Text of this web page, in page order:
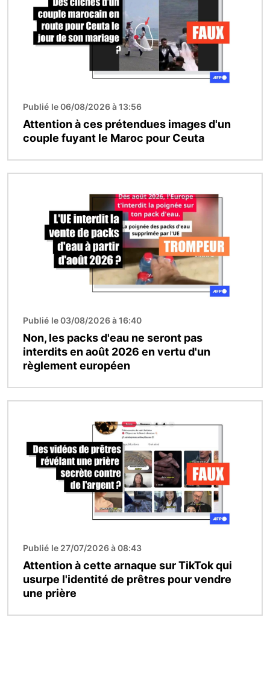
Publié le 06/08/2026 à 13:56
Attention à ces prétendues images d'un
couple fuyant le Maroc pour Ceuta
Publié le 03/08/2026 à 16:40
Non, les packs d'eau ne seront pas
interdits en août 2026 en vertu d'un
règlement européen
Publié le 27/07/2026 à 08:43
Attention à cette arnaque sur TikTok qui
usurpe l'identité de prêtres pour vendre
une prière